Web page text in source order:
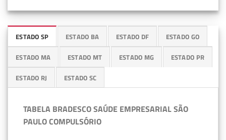
ESTADO SP ESTADO BA ESTADO DF ESTADO GO
ESTADO MA ESTADO MT ESTADO MG ESTADO PR
ESTADO RJ ESTADO SC
TABELA BRADESCO SAÚDE EMPRESARIAL SÃO
PAULO COMPULSÓRIO